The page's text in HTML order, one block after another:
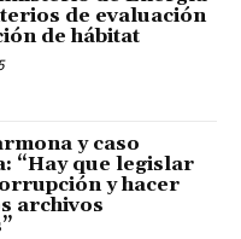
de evaluación
de hábitat
y caso
“Hay que legislar
y hacer
archivos